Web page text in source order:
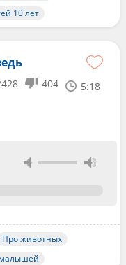
10 лет
404 5:18
Про животных